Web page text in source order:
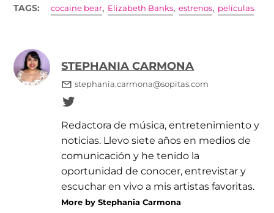
TAGS: cocaine bear, Elizabeth Banks,estrenos, películas
STEPHANIA CARMONA
stephania.carmona@sopitas.com
Redactora de música, entretenimiento y
noticias. Llevo siete años en medios de
comunicación y he tenido la
oportunidad de conocer, entrevistar y
escuchar en vivo a mis artistas favoritas.
More by Stephania Carmona